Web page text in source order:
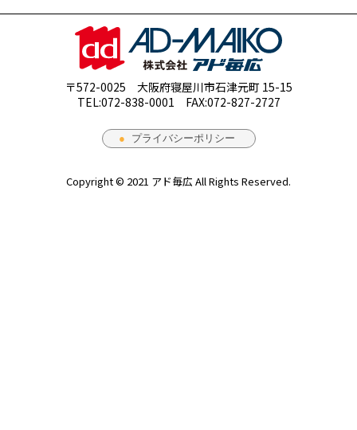
〒572-0025 大阪府寝屋川市石津元町 15-15
TEL:072-838-0001 FAX:072-827-2727
Copyright © 2021 アド毎広 All Rights Reserved.